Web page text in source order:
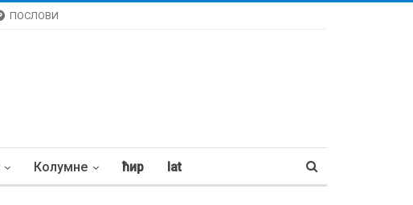
ПОСЛОВИ
Колумне ћир lat